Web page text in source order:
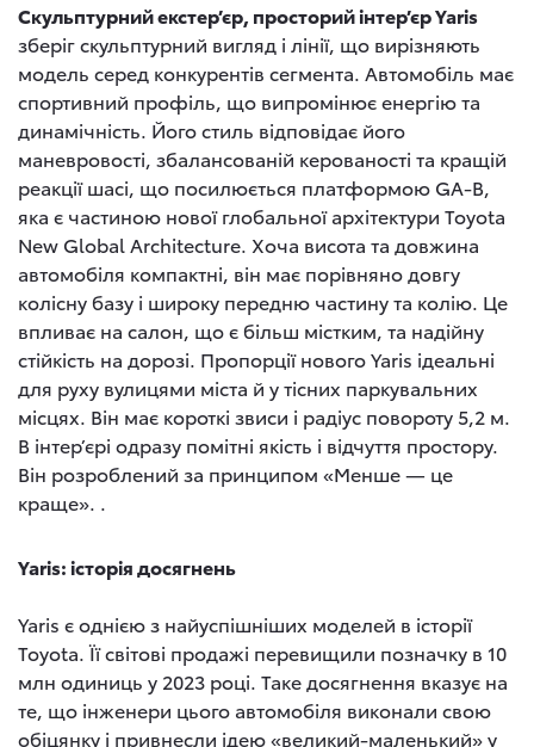
Скульптурний екстер’єр, просторий інтер’єр Yaris
зберіг скульптурний вигляд і лінії, що вирізняють
модель серед конкурентів сегмента. Автомобіль має
спортивний профіль, що випромінює енергію та
динамічність. Його стиль відповідає його
маневровості, збалансованій керованості та кращій
реакції шасі, що посилюється платформою GA-B,
яка є частиною нової глобальної архітектури Toyota
New Global Architecture. Хоча висота та довжина
автомобіля компактні, він має порівняно довгу
колісну базу і широку передню частину та колію. Це
впливає на салон, що є більш містким, та надійну
стійкість на дорозі. Пропорції нового Yaris ідеальні
для руху вулицями міста й у тісних паркувальних
місцях. Він має короткі звиси і радіус повороту 5,2 м.
В інтер’єрі одразу помітні якість і відчуття простору.
Він розроблений за принципом «Менше — це
краще». .
Yaris: історія досягнень
Yaris є однією з найуспішніших моделей в історії
Toyota. Її світові продажі перевищили позначку в 10
млн одиниць у 2023 році. Таке досягнення вказує на
те, що інженери цього автомобіля виконали свою
обіцянку і привнесли ідею «великий-маленький» у